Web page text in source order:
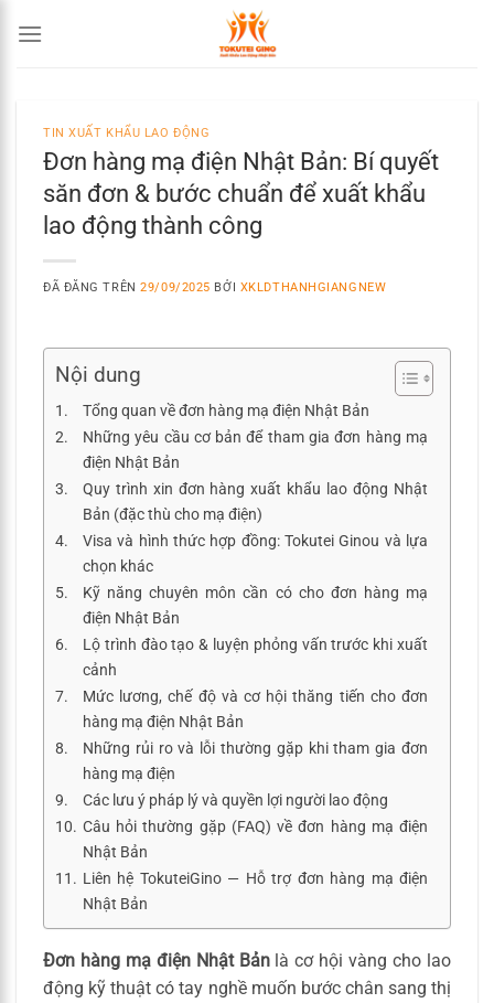
đến
TIN XUẤT KHẨU LAO ĐỘNG
Đơn hàng mạ điện Nhật Bản: Bí quyết
săn đơn & bước chuẩn để xuất khẩu
lao động thành công
ĐÃ ĐĂNG TRÊN29/09/2025 BỞI XKLDTHANHGIANGNEW
Nội dung
Tổng quan về đơn hàng mạ điện Nhật Bản
Những yêu cầu cơ bản để tham gia đơn hàng mạ
điện Nhật Bản
Quy trình xin đơn hàng xuất khẩu lao động Nhật
Bản (đặc thù cho mạ điện)
Visa và hình thức hợp đồng: Tokutei Ginou và lựa
chọn khác
Kỹ năng chuyên môn cần có cho đơn hàng mạ
điện Nhật Bản
Lộ trình đào tạo & luyện phỏng vấn trước khi xuất
cảnh
Mức lương, chế độ và cơ hội thăng tiến cho đơn
hàng mạ điện Nhật Bản
Những rủi ro và lỗi thường gặp khi tham gia đơn
hàng mạ điện
Các lưu ý pháp lý và quyền lợi người lao động
Câu hỏi thường gặp (FAQ) về đơn hàng mạ điện
Nhật Bản
Liên hệ TokuteiGino — Hỗ trợ đơn hàng mạ điện
Nhật Bản
Đơn hàng mạ điện Nhật Bảnlà cơ hội vàng cho lao
động kỹ thuật có tay nghề muốn bước chân sang thị